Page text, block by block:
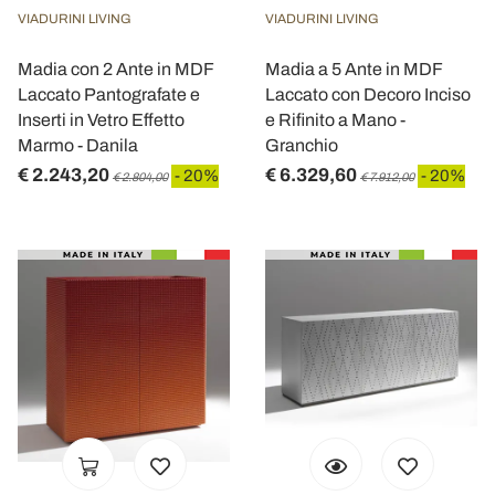
VIADURINI LIVING
Madia con 2 Ante in MDF
Laccato Pantografate e
Inserti in Vetro Effetto
Marmo - Danila
€ 2.243,20 € 2.804,00 - 20%
VIADURINI LIVING
Madia a 5 Ante in MDF
Laccato con Decoro Inciso
e Rifinito a Mano -
Granchio
€ 6.329,60 € 7.912,00 - 20%